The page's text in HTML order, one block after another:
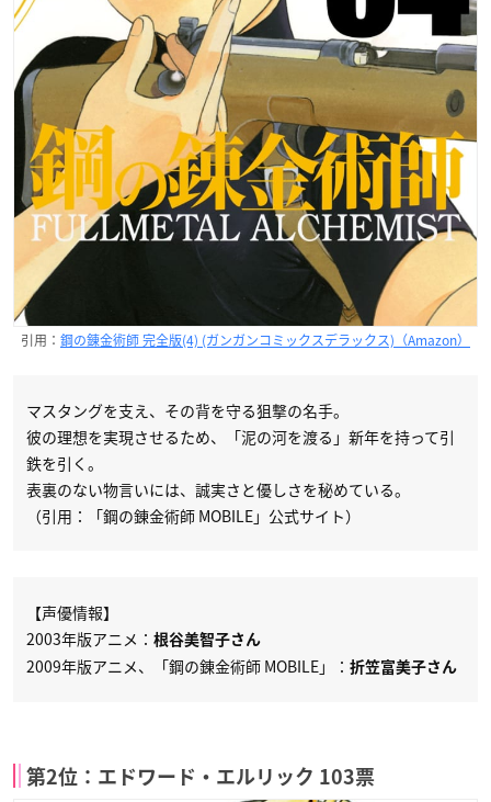
引用： 鋼の錬金術師 完全版(4) (ガンガンコミックスデラックス)（Amazon）
マスタングを支え、その背を守る狙撃の名手。
彼の理想を実現させるため、「泥の河を渡る」新年を持って引
鉄を引く。
表裏のない物言いには、誠実さと優しさを秘めている。
（引用：「鋼の錬金術師 MOBILE」公式サイト）
【声優情報】
2003年版アニメ： 根谷美智子さん
2009年版アニメ、「鋼の錬金術師 MOBILE」： 折笠富美子さん
第2位：エドワード・エルリック 103票